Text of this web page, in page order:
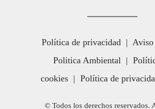
Política de privacidad |
Politica Ambiental |
cookies | Política de
© Todos los derechos reservados.